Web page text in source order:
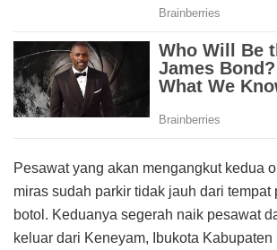
Pesawat yang akan mengangkut kedua
miras sudah parkir tidak jauh dari tempat
botol. Keduanya segerah naik pesawat
keluar dari Keneyam, Ibukota Kabupaten